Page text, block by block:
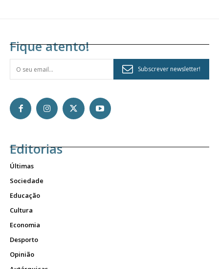
Fique atento!
Subscrever newsletter!
Editorias
Últimas
Sociedade
Educação
Cultura
Economia
Desporto
Opinião